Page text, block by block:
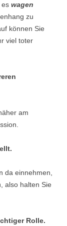
es wagen
zu
können Sie
viel toter
am
einnehmen,
also halten Sie
Rolle.